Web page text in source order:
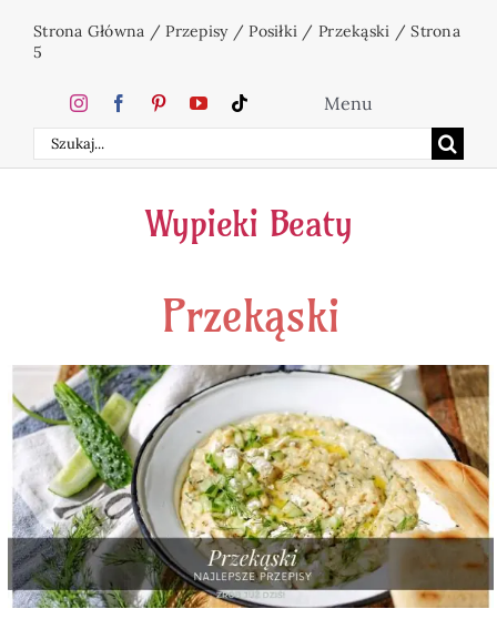
Strona Główna /Przepisy/Posiłki / Przekąski /Strona
5
Szukaj
Menu
Home
Ciasta
Desery
Święta
Napoje
Pieczywo
Przetwory
Wypieki Beaty
Przekąski